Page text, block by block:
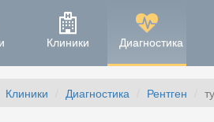
Клиники Диагностика
Клиники Диагностика Рентген